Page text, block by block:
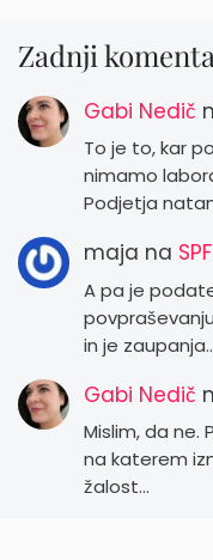
Zadnji
Gabi Nedič
To je to, kar
nimamo
Podjetja
maja na
A pa je
in je
Gabi Nedič
Mislim, da ne.
na katerem
žalost…